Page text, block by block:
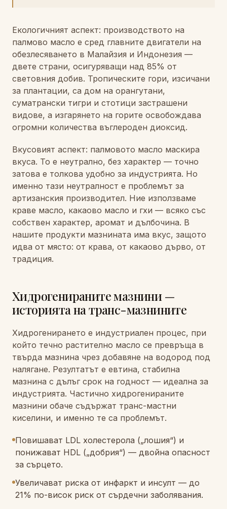
Екологичният аспект: производството на
палмово масло е сред главните двигатели на
обезлесяването в Малайзия и Индонезия —
двете страни, осигуряващи над 85% от
световния добив. Тропическите гори, изсичани
за плантации, са дом на орангутани,
суматрански тигри и стотици застрашени
видове, а изгарянето на горите освобождава
огромни количества въглероден диоксид.
Вкусовият аспект: палмовото масло маскира
вкуса. То е неутрално, без характер — точно
затова е толкова удобно за индустрията. Но
именно тази неутралност е проблемът за
артизанския производител. Ние използваме
краве масло, какаово масло и гхи — всяко със
собствен характер, аромат и дълбочина. В
нашите продукти мазнината има вкус, защото
идва от място: от крава, от какаово дърво, от
традиция.
Хидрогенираните мазнини —
историята на транс-мазнините
Хидрогенирането е индустриален процес, при
който течно растително масло се превръща в
твърда мазнина чрез добавяне на водород под
налягане. Резултатът е евтина, стабилна
мазнина с дълъг срок на годност — идеална за
индустрията. Частично хидрогенираните
мазнини обаче съдържат транс-мастни
киселини, и именно те са проблемът.
Повишават LDL холестерола („лошия“) и
понижават HDL („добрия“) — двойна опасност
за сърцето.
Увеличават риска от инфаркт и инсулт — до
21% по-висок риск от сърдечни заболявания.